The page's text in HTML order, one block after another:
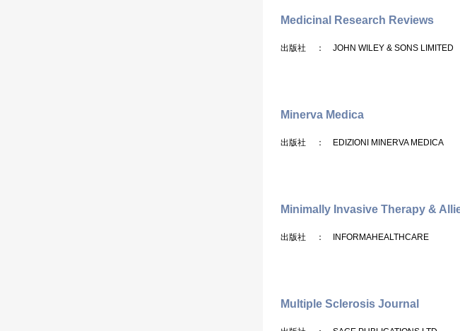
Medicinal Research Reviews
出版社 ： JOHN WILEY & SONS LIMITED
Minerva Medica
出版社 ： EDIZIONI MINERVA MEDICA
Minimally Invasive Therapy &
出版社 ： INFORMAHEALTHCARE
Multiple Sclerosis Journal